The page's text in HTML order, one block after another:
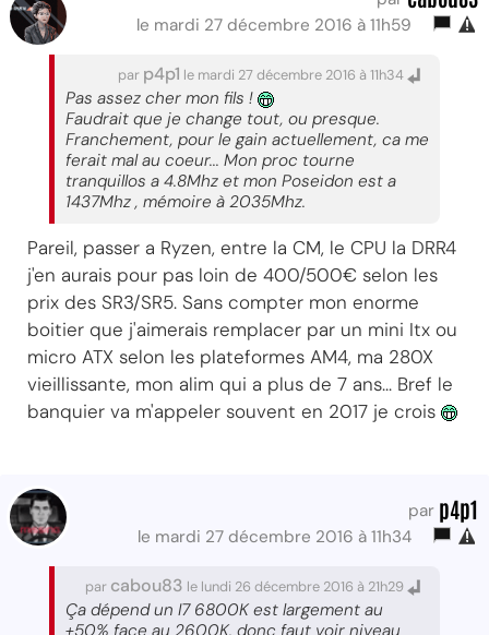
le mardi 27 décembre 2016 à 11h59
par p4p1 le mardi 27 décembre 2016 à 11h34
Pas assez cher mon fils !
Faudrait que je change tout, ou presque.
Franchement, pour le gain actuellement, ca me
ferait mal au coeur... Mon proc tourne
tranquillos a 4.8Mhz et mon Poseidon est a
1437Mhz , mémoire à 2035Mhz.
Pareil, passer a Ryzen, entre la CM, le CPU la DRR4
j'en aurais pour pas loin de 400/500€ selon les
prix des SR3/SR5. Sans compter mon enorme
boitier que j'aimerais remplacer par un mini Itx ou
micro ATX selon les plateformes AM4, ma 280X
vieillissante, mon alim qui a plus de 7 ans... Bref le
banquier va m'appeler souvent en 2017 je crois
par p4p1
le mardi 27 décembre 2016 à 11h34
par cabou83 le lundi 26 décembre 2016 à 21h29
Ça dépend un I7 6800K est largement au